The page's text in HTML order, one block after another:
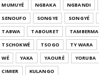
MUMUYÉ
NGBAKA NGBANDI
SENOUFO
SONGYE SONGYÉ
TABWA
TABOURET TAMBERMA
TSCHOKWÉ
TSOGO TY WARA
WÉ
YAKA YAOURÉ YORUBA
CIMIER
KULANGO